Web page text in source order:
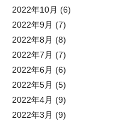
2022年10月 (6)
2022年9月 (7)
2022年8月 (8)
2022年7月 (7)
2022年6月 (6)
2022年5月 (5)
2022年4月 (9)
2022年3月 (9)